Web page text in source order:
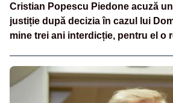
Cristian Popescu Piedone acuză
justiție după decizia în cazul lui
mine trei ani interdicție, pentru el o